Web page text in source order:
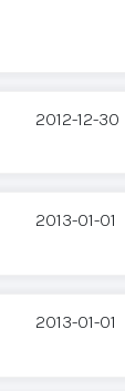
2012-12-30
2013-01-01
2013-01-01